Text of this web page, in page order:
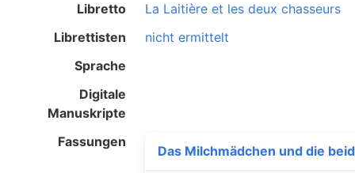
Libretto
La Laitière et les deux chasseurs
Librettisten
nicht ermittelt
Sprache
Digitale
Manuskripte
Fassungen
Das Milchmädchen und die